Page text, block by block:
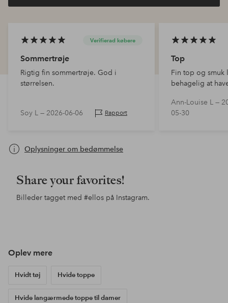
Verifierad købere
Sommertrøje
Rigtig fin sommertrøje. God i
størrelsen.
Soy L — 2026-06-06 Rapport
Top
Fin top og smuk
behagelig at
Ann-Louise L —
05-30
Oplysninger om bedømmelse
Share your favorites!
Billeder tagget med #ellos på Instagram.
Oplev mere
Hvidt tøj Hvide toppe
Hvide langærmede toppe til damer